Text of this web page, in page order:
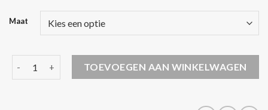
Maat
warme winterjas dames aantalTOEVOEGEN AAN WINKELWAGEN